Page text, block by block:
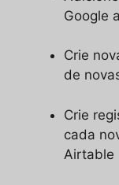
Google
Crie
de
Crie
cada
Airtable